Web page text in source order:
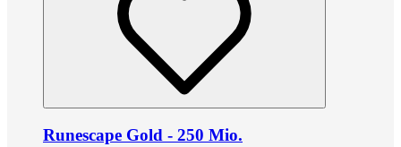
Runescape Gold - 250 Mio.